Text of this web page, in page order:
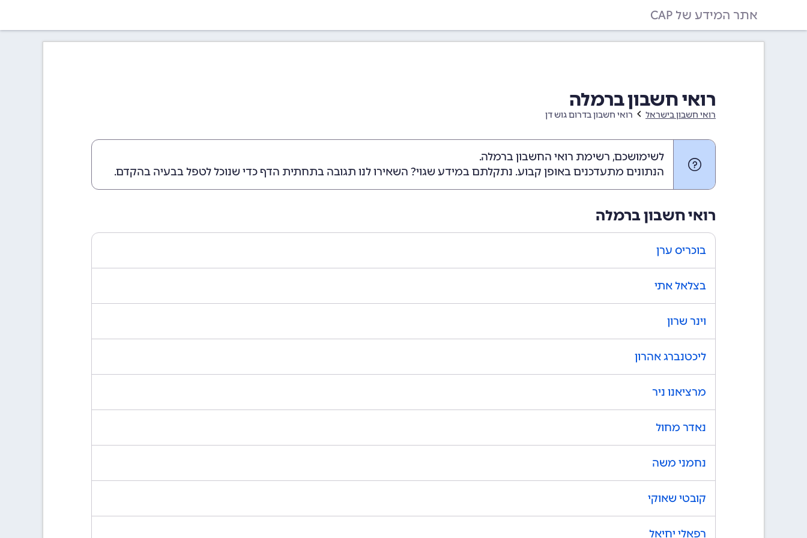
אתר המידע של CAP
רואי חשבון ברמלה
רואי חשבון בישראל רואי חשבון בדרום גוש דן
לשימושכם, רשימת רואי החשבון ברמלה.
הנתונים מתעדכנים באופן קבוע. נתקלתם במידע שגוי? השאירו לנו תגובה בתחתית הדף כדי שנוכל לטפל בבעיה בהקדם.
רואי חשבון ברמלה
בוכריס ערן
בצלאל אתי
וינר שרון
ליכטנברג אהרון
מרציאנו ניר
נאדר מחול
נחמני משה
קובטי שאוקי
רפאלי יחיאל